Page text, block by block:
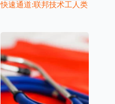
快速通道:联邦技术工人类